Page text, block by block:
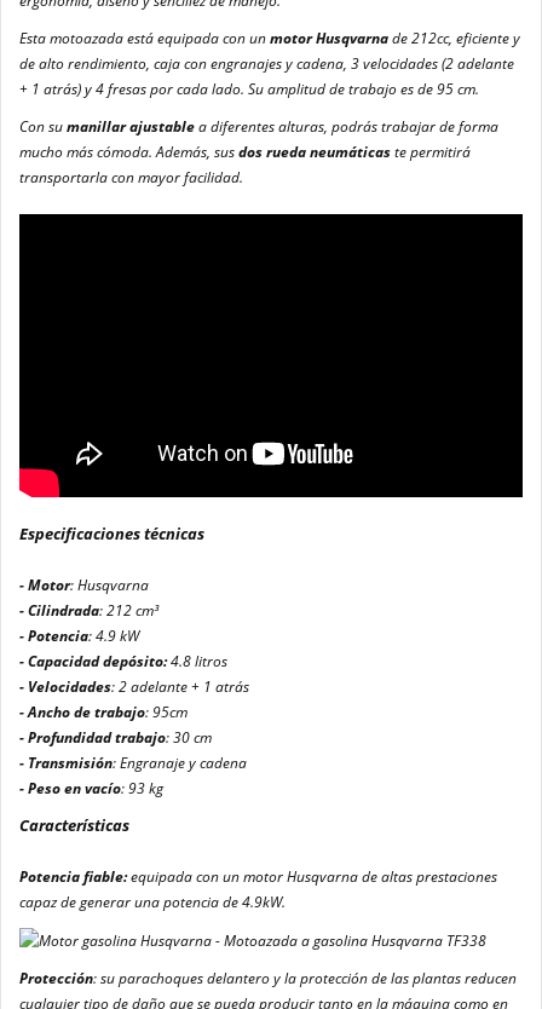
Esta motoazada está equipada con unmotor Husqvarnade 212cc, eficiente y
de alto rendimiento, caja con engranajes y cadena, 3 velocidades (2 adelante
+ 1 atrás) y 4 fresas por cada lado. Su amplitud de trabajo es de 95 cm.
Con sumanillar ajustablea diferentes alturas, podrás trabajar de forma
mucho más cómoda. Además, susdos rueda neumáticaste permitirá
transportarla con mayor facilidad.
Especificaciones técnicas
- Motor: Husqvarna
- Cilindrada: 212 cm³
- Potencia: 4.9 kW
- Capacidad depósito:4.8 litros
- Velocidades: 2 adelante + 1 atrás
- Ancho de trabajo: 95cm
- Profundidad trabajo: 30 cm
- Transmisión: Engranaje y cadena
- Peso en vacío: 93 kg
Características
Potencia fiable:equipada con un motor Husqvarna de altas prestaciones
capaz de generar una potencia de 4.9kW.
Protección: su parachoques delantero y la protección de las plantas reducen
cualquier tipo de daño que se pueda producir tanto en la máquina como en